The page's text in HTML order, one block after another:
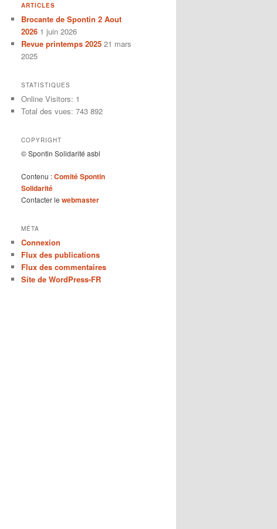
r
c
h
e
ARTICLES
Brocante de Spontin 2 Aout
2026 1 juin 2026
Revue printemps 2025 21 mars
2025
STATISTIQUES
Online Visitors: 1
Total des vues: 743 892
COPYRIGHT
© Spontin Solidarité asbl
Contenu :Comité Spontin
Solidarité
Contacter le webmaster
MÉTA
Connexion
Flux des publications
Flux des commentaires
Site de WordPress-FR